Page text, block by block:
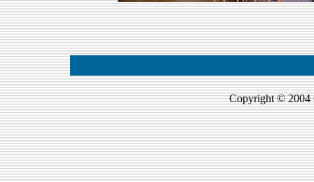
Copyright © 2004